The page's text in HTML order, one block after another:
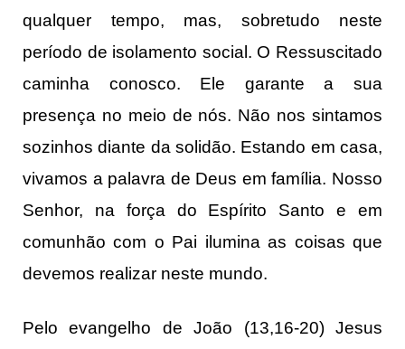
qualquer tempo, mas, sobretudo neste
período de isolamento social. O Ressuscitado
caminha conosco. Ele garante a sua
presença no meio de nós. Não nos sintamos
sozinhos diante da solidão. Estando em casa,
vivamos a palavra de Deus em família. Nosso
Senhor, na força do Espírito Santo e em
comunhão com o Pai ilumina as coisas que
devemos realizar neste mundo.
Pelo evangelho de João (13,16-20) Jesus